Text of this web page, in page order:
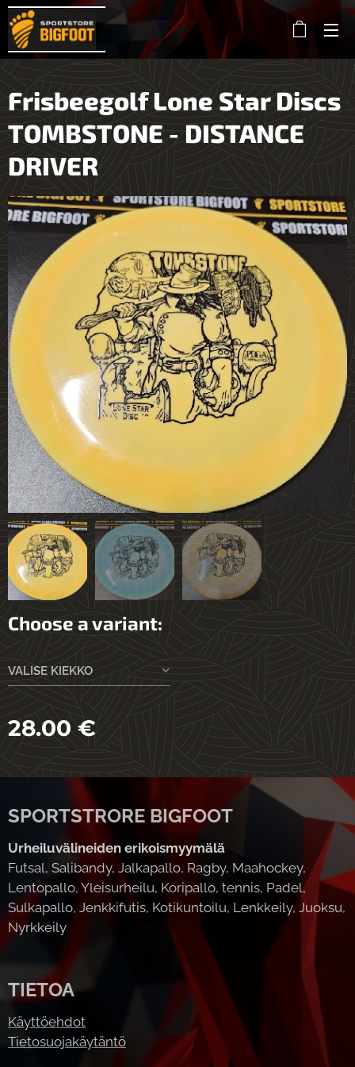
Frisbeegolf Lone Star Discs
TOMBSTONE - DISTANCE
DRIVER
Choose a variant:
VALISE KIEKKO
28.00€
SPORTSTRORE BIGFOOT
Urheiluvälineiden erikoismyymälä
Futsal, Salibandy, Jalkapallo, Ragby, Maahockey,
Lentopallo, Yleisurheilu, Koripallo, tennis, Padel,
Sulkapallo, Jenkkifutis, Kotikuntoilu, Lenkkeily, Juoksu,
Nyrkkeily
TIETOA
Käyttöehdot
Tietosuojakäytäntö